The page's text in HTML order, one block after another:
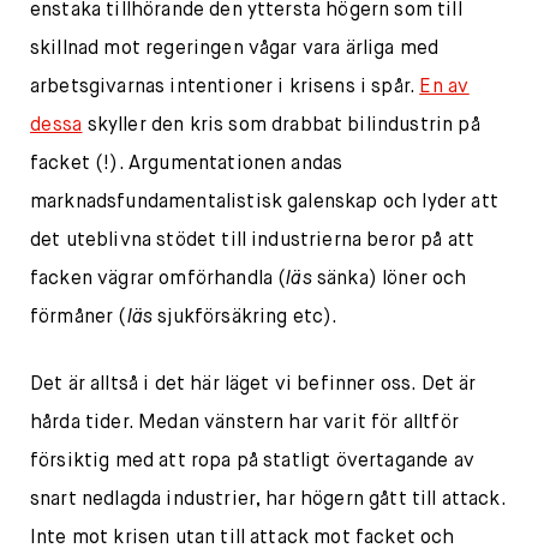
enstaka tillhörande den yttersta högern som till
skillnad mot regeringen vågar vara ärliga med
arbetsgivarnas intentioner i krisens i spår. En av
dessa skyller den kris som drabbat bilindustrin på
facket (!). Argumentationen andas
marknadsfundamentalistisk galenskap och lyder att
det uteblivna stödet till industrierna beror på att
facken vägrar omförhandla (läs sänka) löner och
förmåner ( lässjukförsäkring etc).
Det är alltså i det här läget vi befinner oss. Det är
hårda tider. Medan vänstern har varit för alltför
försiktig med att ropa på statligt övertagande av
snart nedlagda industrier, har högern gått till attack.
Inte mot krisen utan till attack mot facket och